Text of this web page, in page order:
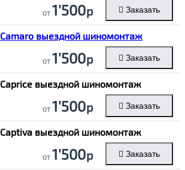
от1'500р Заказать
Camaro выездной шиномонтаж
от1'500р Заказать
Caprice выездной шиномонтаж
от1'500р Заказать
Captiva выездной шиномонтаж
от1'500р Заказать